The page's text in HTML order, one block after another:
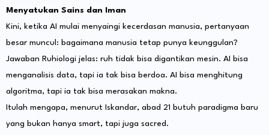
Menyatukan Sains dan Iman
Kini, ketika AI mulai menyaingi kecerdasan manusia, pertanyaan
besar muncul: bagaimana manusia tetap punya keunggulan?
Jawaban Ruhiologi jelas: ruh tidak bisa digantikan mesin. AI bisa
menganalisis data, tapi ia tak bisa berdoa. AI bisa menghitung
algoritma, tapi ia tak bisa merasakan makna.
Itulah mengapa, menurut Iskandar, abad 21 butuh paradigma baru
yang bukan hanya smart, tapi juga sacred.